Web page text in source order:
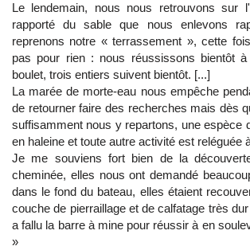
Le lendemain, nous nous retrouvons sur
rapporté du sable que nous enlevons
reprenons notre « terrassement », cette
pas pour rien : nous réussissons bientôt
boulet, trois entiers suivent bientôt. [...]
La marée de morte-eau nous empêche
de retourner faire des recherches mais dès
suffisamment nous y repartons, une espèce
en haleine et toute autre activité est reléguée
Je me souviens fort bien de la
cheminée, elles nous ont demandé
dans le fond du bateau, elles étaient
couche de pierraillage et de calfatage très
a fallu la barre à mine pour réussir à en
»